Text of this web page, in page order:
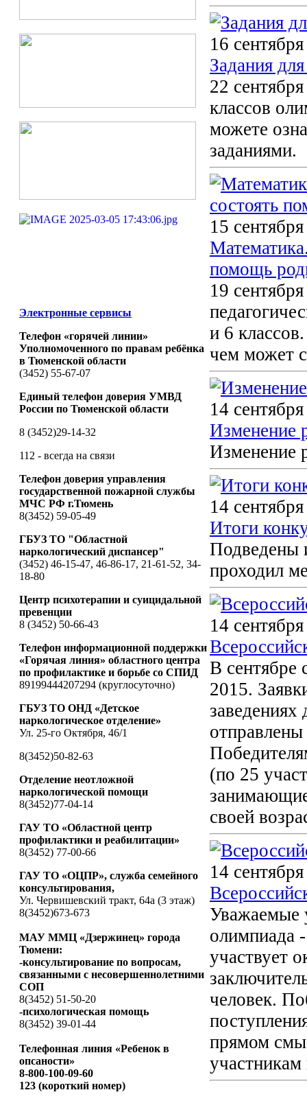
Электронные сервисы
Телефон «горячей линии»
Уполномоченного по правам ребёнка
в Тюменской области
(3452) 55-67-07
Единый телефон доверия УМВД
России по Тюменской области
8 (3452)29-14-32
112 - всегда на связи
Телефон доверия управления
государственной пожарной службы
МЧС РФ г.Тюмень
8(3452) 59-05-49
ГБУЗ ТО "Областной
наркологический диспансер"
(3452) 46-15-47, 46-86-17, 21-61-52, 34-
18-80
Центр психотерапии и суицидальной
превенции
8 (3452) 50-66-43
Телефон информационной поддержки
«Горячая линия» областного центра
по профилактике и борьбе со СПИД
89199444207294 (круглосуточно)
ГБУЗ ТО ОНД «Детское
наркологическое отделение»
Ул. 25-го Октября, 46/1
8(3452)50-82-63
Отделение неотложной
наркологической помощи
8(3452)77-04-14
ГАУ ТО «Областной центр
профилактики и реабилитации»
8(3452) 77-00-66
ГАУ ТО «ОЦПР», служба семейного
консультирования,
Ул. Червишевский тракт, 64а (3 этаж)
8(3452)673-673
МАУ ММЦ «Дзержинец» города
Тюмени:
-консультирование по вопросам,
связанными с несовершеннолетними
СОП
8(3452) 51-50-20
-психологическая помощь
8(3452) 39-01-44
Телефонная линия «Ребенок в
опсаности»
8-800-100-09-60
123 (короткий номер)
16
Задания
22
классов
можете
заданиями.
15
помощь
19
и 6
чем может
14
Изменение
Изменение
14
Итоги
Подведены
проходил
14
В сентябре
2015.
(по 25
своей
14
Уважаемые
олимпиада
участвует
человек.
прямом
участникам